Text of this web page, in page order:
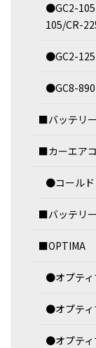
●GC2-
105/CR-
●GC2-
●GC8-
■バッテリ
■カーエア
●コールド
■バッテリ
■OPTIMA
●オプティ
●オプティ
●オプティ